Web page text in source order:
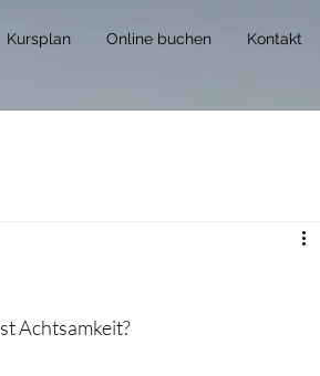
Kursplan Online buchen Kontakt
Achtsamkeit?